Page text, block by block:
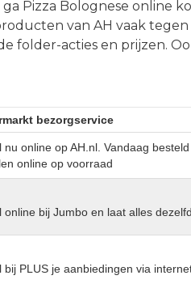
Pizza Bolognese online
van AH vaak
folder-acties en prijzen.
bezorgservice
nu online op AH.nl. Vandaag
online op voorraad
online bij Jumbo en laat alles
bij PLUS je aanbiedingen via